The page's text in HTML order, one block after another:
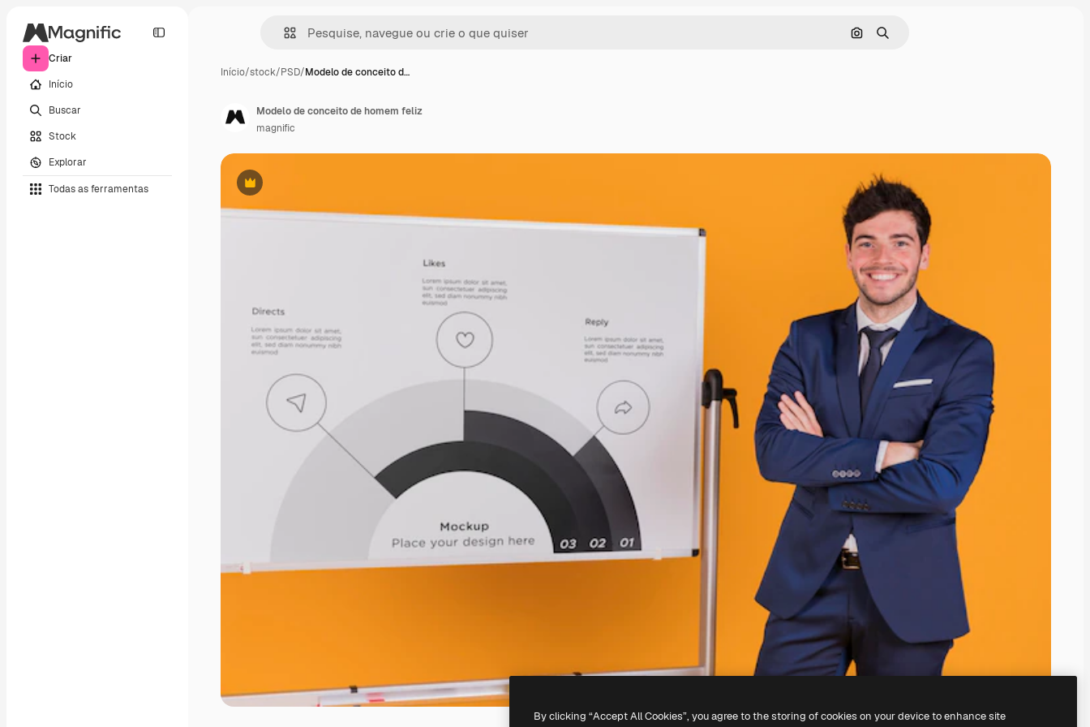
Criar
Início
Buscar
Stock
Explorar
Todas as ferramentas
Pesquisar por imagem
Buscar
Início/stock/PSD/Modelo de conceito d…
Premium
Modelo de conceito de homem feliz
magnific
By clicking “Accept All Cookies”, you agree to the storing of cookies on your device to enhance site